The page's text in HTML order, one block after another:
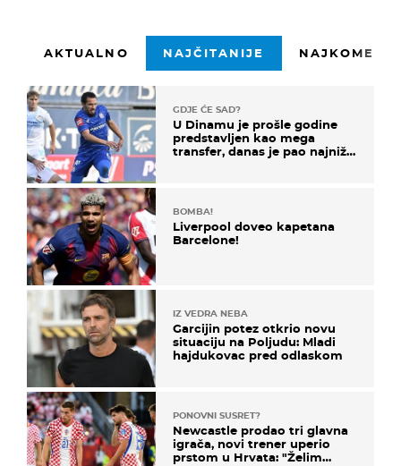
AKTUALNO NAJČITANIJE
GDJE ĆE SAD?
U Dinamu je prošle godine
predstavljen kao mega
transfer, danas je pao najniže
BOMBA!
Liverpool doveo kapetana
Barcelone!
IZ VEDRA NEBA
Garcijin potez otkrio novu
situaciju na Poljudu: Mladi
hajdukovac pred odlaskom
PONOVNI SUSRET?
Newcastle prodao tri glavna
igrača, novi trener uperio
prstom u Hrvata: "Želim